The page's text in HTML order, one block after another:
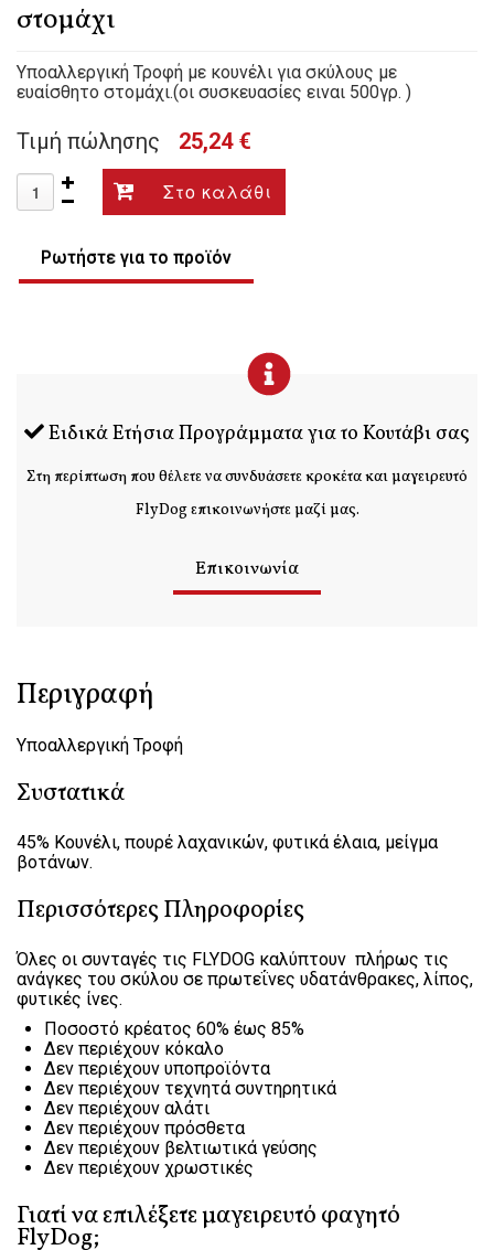
στομάχι
Υποαλλεργική Τροφή με κουνέλι για σκύλους με
ευαίσθητο στομάχι.(οι συσκευασίες ειναι 500γρ. )
Τιμή πώλησης 25,24 €
Ρωτήστε για το προϊόν
Ειδικά Ετήσια Προγράμματα για το Κουτάβι σας
Στη περίπτωση που θέλετε να συνδυάσετε κροκέτα και μαγειρευτό
FlyDog επικοινωνήστε μαζί μας.
Επικοινωνία
Περιγραφή
Υποαλλεργική Τροφή
Συστατικά
45% Κουνέλι, πουρέ λαχανικών, φυτικά έλαια, μείγμα
βοτάνων.
Περισσότερες Πληροφορίες
Όλες οι συνταγές τις FLYDOG καλύπτουν πλήρως τις
ανάγκες του σκύλου σε πρωτεΐνες υδατάνθρακες, λίπος,
φυτικές ίνες.
Ποσοστό κρέατος 60% έως 85%
Δεν περιέχουν κόκαλο
Δεν περιέχουν υποπροϊόντα
Δεν περιέχουν τεχνητά συντηρητικά
Δεν περιέχουν αλάτι
Δεν περιέχουν πρόσθετα
Δεν περιέχουν βελτιωτικά γεύσης
Δεν περιέχουν χρωστικές
Γιατί να επιλέξετε μαγειρευτό φαγητό
FlyDog;